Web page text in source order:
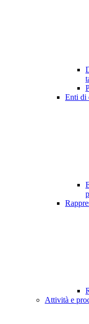
Enti di
Attività e